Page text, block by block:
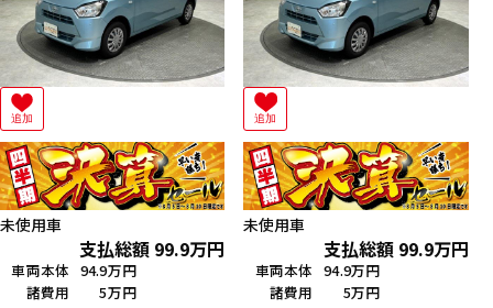
追加
未使用車
支払総額 99.9万円
車両本体 94.9万円
諸費用
5万円
追加
未使用車
支払総額 99.9万円
車両本体 94.9万円
諸費用
5万円